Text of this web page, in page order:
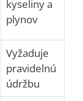
kyseliny a
plynov
Vyžaduje
pravidelnú
údržbu